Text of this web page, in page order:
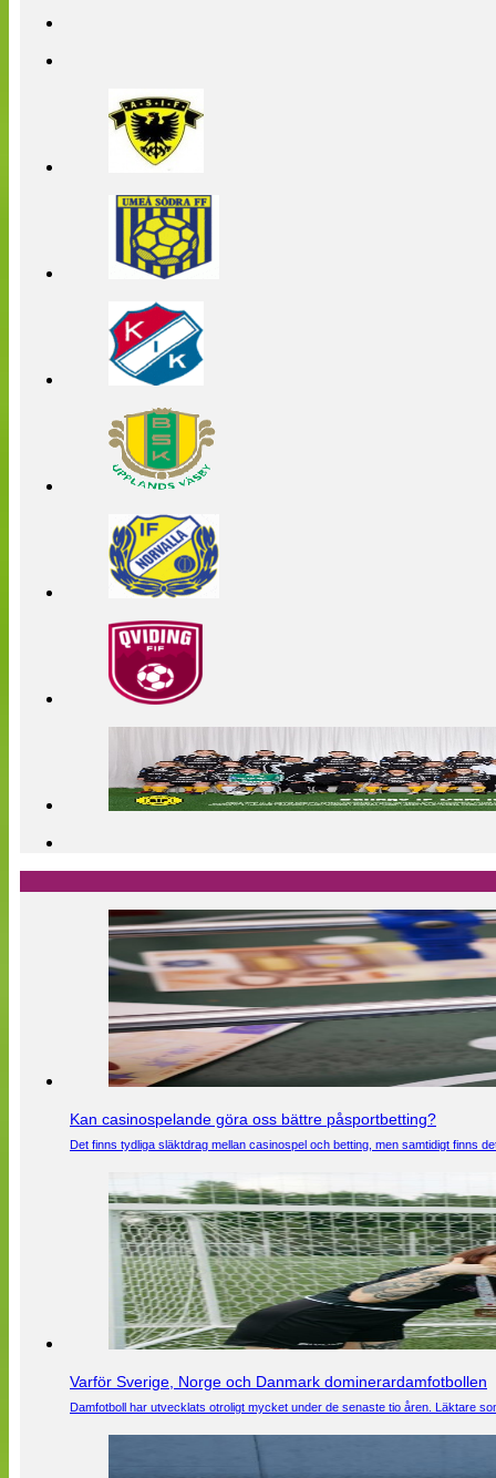
Kan casinospelande göra oss bättre påsportbetting?
Det finns tydliga släktdrag mellan casinospel och betting, men samtidigt finns
Varför Sverige, Norge och Danmark dominerardamfotbollen
Damfotboll har utvecklats otroligt mycket under de senaste tio åren. Läktare